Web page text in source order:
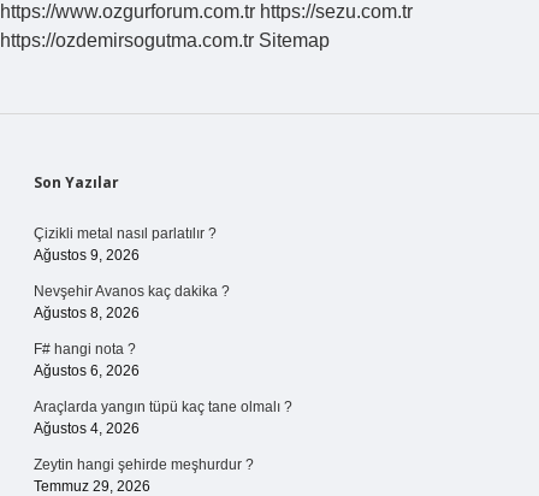
https://www.ozgurforum.com.tr https://sezu.com.tr
https://ozdemirsogutma.com.tr Sitemap
Sidebar
Son Yazılar
Çizikli metal nasıl parlatılır ?
Ağustos 9, 2026
Nevşehir Avanos kaç dakika ?
Ağustos 8, 2026
F# hangi nota ?
Ağustos 6, 2026
Araçlarda yangın tüpü kaç tane olmalı ?
Ağustos 4, 2026
Zeytin hangi şehirde meşhurdur ?
Temmuz 29, 2026